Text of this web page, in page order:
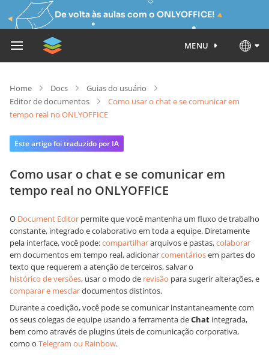
De volta às aulas com o ONLYOFFICE!
MENU
Home Docs
Guias do usuário
Editor de documentos
Como usar o chat e se comunicar em
tempo real no ONLYOFFICE
Este artigo foi traduzido por IA
Como usar o chat e se comunicar em
tempo real no ONLYOFFICE
O Document Editor permite que você mantenha um fluxo de trabalho
constante, integrado e colaborativo em toda a equipe. Diretamente
pela interface, você pode:compartilhararquivos e pastas,colaborar
em documentos em tempo real, adicionarcomentáriosem partes do
texto que requerem a atenção de terceiros, salvar o
histórico de versões, usar o modo de revisão para sugerir alterações, e
comparar e mesclardocumentos distintos.
Durante a coedição, você pode se comunicar instantaneamente com
os seus colegas de equipe usando a ferramenta deChat integrada,
bem como através de plugins úteis de comunicação corporativa,
como o Telegram ou Rainbow.